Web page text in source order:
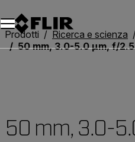
Unread messages
Modello
Rimuovi
articoli
articolo
Aggiungi al carrello
Aggiunto al carrello
Prodotti Ricerca e scienza
50 mm, 3.0-5.0 µm, f/2.5 MWIR Motorized FPO
50 mm, 3.0-